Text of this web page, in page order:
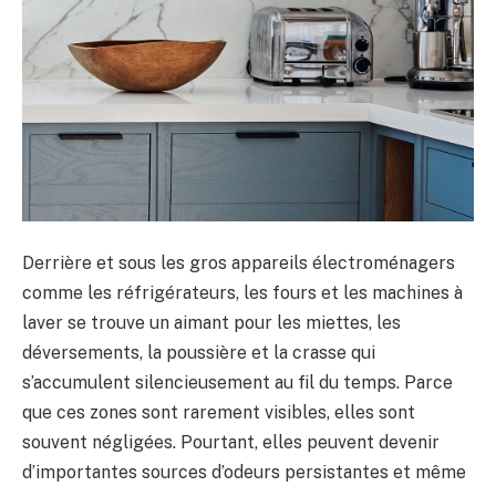
Derrière et sous les gros appareils électroménagers
comme les réfrigérateurs, les fours et les machines à
laver se trouve un aimant pour les miettes, les
déversements, la poussière et la crasse qui
s’accumulent silencieusement au fil du temps. Parce
que ces zones sont rarement visibles, elles sont
souvent négligées. Pourtant, elles peuvent devenir
d’importantes sources d’odeurs persistantes et même